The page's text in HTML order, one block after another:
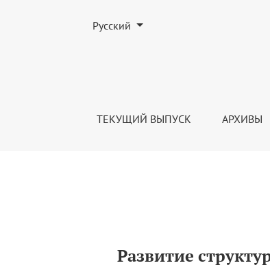
Развитие структуры
ТЕКУЩИЙ ВЫПУСК АРХИВЫ
Изменить язык. Текущим языком
Русский
Развитие